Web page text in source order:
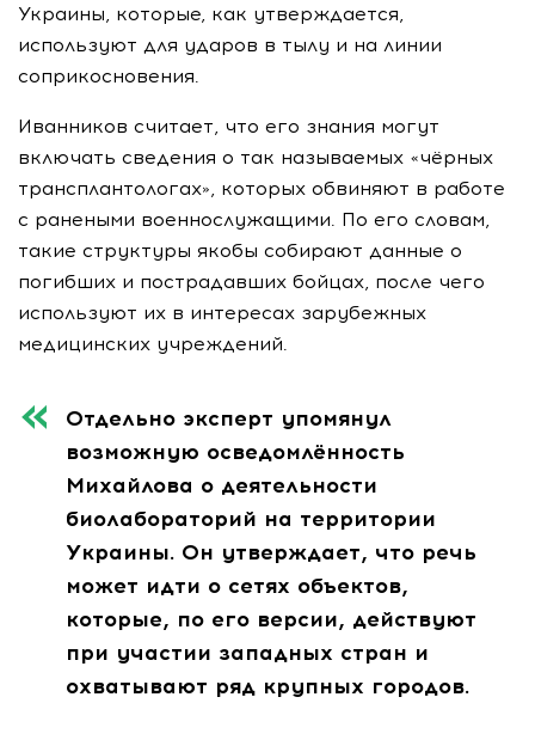
Украины, которые, как утверждается,
используют для ударов в тылу и на линии
соприкосновения.
Иванников считает, что его знания могут
включать сведения о так называемых «чёрных
трансплантологах», которых обвиняют в работе
с ранеными военнослужащими. По его словам,
такие структуры якобы собирают данные о
погибших и пострадавших бойцах, после чего
используют их в интересах зарубежных
медицинских учреждений.
Отдельно эксперт упомянул
возможную осведомлённость
Михайлова о деятельности
биолабораторий на территории
Украины. Он утверждает, что речь
может идти о сетях объектов,
которые, по его версии, действуют
при участии западных стран и
охватывают ряд крупных городов.